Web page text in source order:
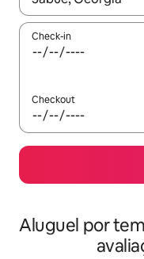
Check-in
Checkout
Aluguel por